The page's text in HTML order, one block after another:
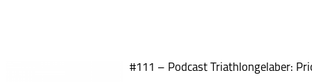
#111 – Podcast Triathlongelaber: